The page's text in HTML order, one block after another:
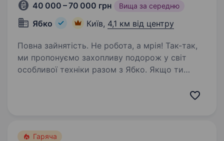
40 000 – 70 000 грн Вища за середню
Ябко Київ, 4,1 км від центру
Повна зайнятість. Не робота, а мрія! Так-так,
ми пропонуємо захопливу подорож у світ
особливої техніки разом з Ябко. Якщо ти
подарунки та бачити щастя в очах клієнтів —
Гаряча